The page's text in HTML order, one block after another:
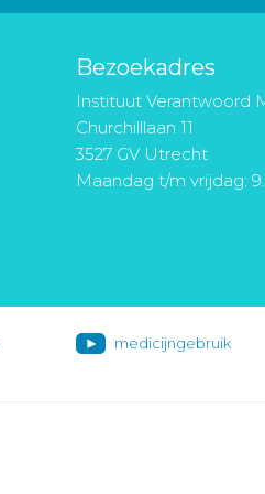
Bezoekadres
Instituut Verantwoord
Churchilllaan 11
3527 GV Utrecht
Maandag t/m vrijdag:
medicijngebruik